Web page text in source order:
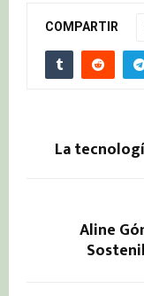
COMPARTIR
La
Aline